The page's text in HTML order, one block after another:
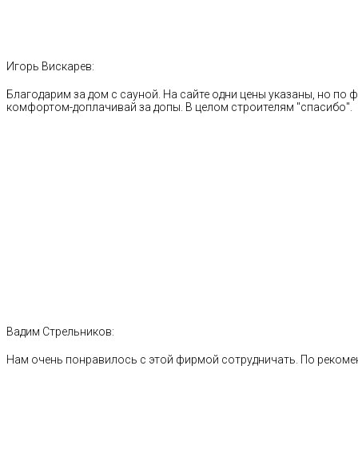
Игорь Вискарев:
Благодарим за дом с сауной. На сайте одни цены указаны, но по
комфортом-доплачивай за допы. В целом строителям "спасибо".
Вадим Стрельников:
Нам очень понравилось с этой фирмой сотрудничать. По